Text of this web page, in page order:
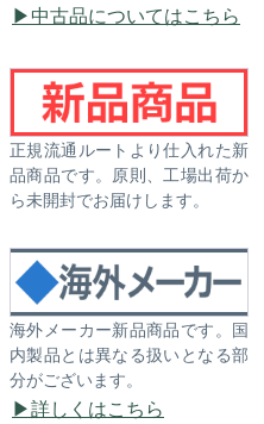
中古品についてはこちら
正規流通ルートより仕入れた新
品商品です。原則、工場出荷か
ら未開封でお届けします。
海外メーカー新品商品です。国
内製品とは異なる扱いとなる部
分がございます。
詳しくはこちら